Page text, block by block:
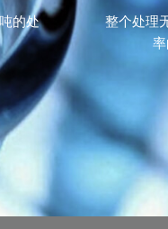
的处
整个处理